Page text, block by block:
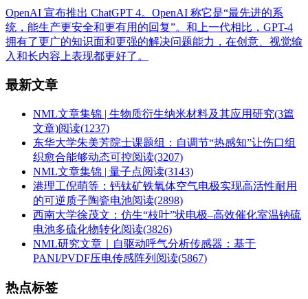
OpenAI 宣布推出 ChatGPT 4。OpenAI 称它是“最先进的系
统，能生产更安全和更有用的回复”。和上一代相比，GPT-4
拥有了更广的知识面和更强的解决问题能力，在创意、视觉输
入和长内容上表现都更好了。
最新文章
NML文章集锦 | 生物质衍生纳米材料及其应用研究(3篇
文章)阅读(1237)
东华大学朱美芳院士课题组：自调节“热感知”让伤口组
织愈合能够动态可控阅读(3207)
NML文章集锦 | 量子点阅读(3143)
港理工倪萌等：钙钛矿铁氧体空气电极实现高活性耐用
的可逆质子陶瓷电池阅读(2898)
西南大学徐茂文：仿生“枝叶”状电极–高效催化室温钠硫
电池多硫化物转化阅读(3826)
NML研究文章｜自驱动呼气分析传感器：基于
PANI/PVDF压电传感阵列 阅读(5867)
热点标签